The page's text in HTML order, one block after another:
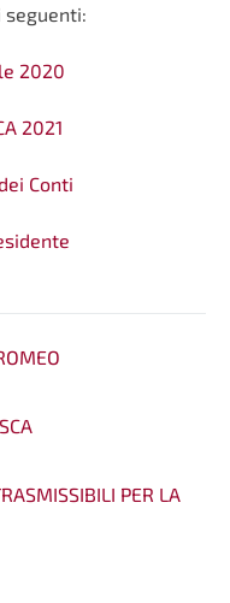
PER LA
2020
2021
Conti